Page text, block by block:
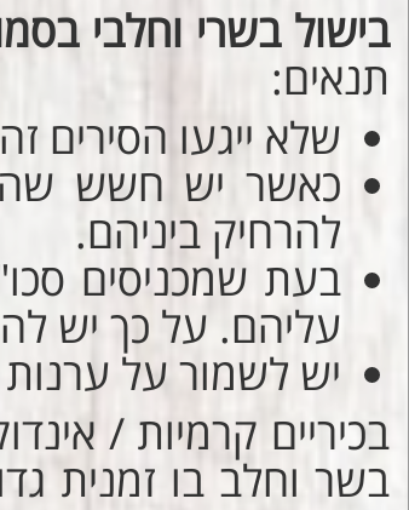
בישול בשרי וחלבי
תנאים:
שלא ייגעו הסירים
כאשר יש חשש
להרחיק ביניהם.
בעת שמכניסים
עליהם. על כך יש
יש לשמור על
בכיריים קרמיות /
בשר וחלב בו זמנית